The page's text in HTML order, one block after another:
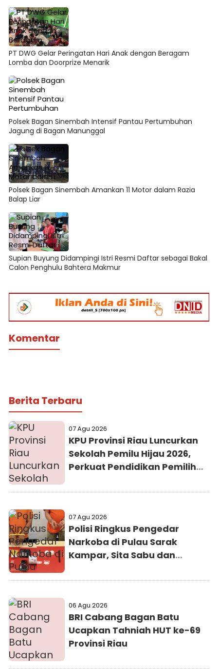
PT DWG Gelar Peringatan Hari Anak dengan Beragam
Lomba dan Doorprize Menarik
Polsek Bagan Sinembah Intensif Pantau Pertumbuhan
Jagung di Bagan Manunggal
Polsek Bagan Sinembah Amankan 11 Motor dalam Razia
Balap Liar
Supian Buyung Didampingi Istri Resmi Daftar sebagai Bakal
Calon Penghulu Bahtera Makmur
Komentar
Berita Terbaru
07 Agu 2026
KPU Provinsi Riau Luncurkan
Sekolah Pemilu Hijau 2026,
Perkuat Pendidikan Pemilih
07 Agu 2026
Polisi Ringkus Pengedar
Narkoba di Pulau Sarak
Kampar, Sita Sabu dan
06 Agu 2026
BRI Cabang Bagan Batu
Ucapkan Tahniah HUT ke-69
Provinsi Riau